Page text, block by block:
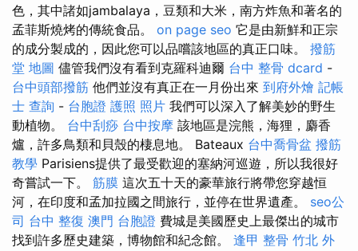
色，其中諸如jambalaya，豆類和大米，南方炸魚和著名的
孟菲斯燒烤的傳統食品。 on page seo 它是由新鮮和正宗
的成分製成的，因此您可以品嚐該地區的真正口味。 撥筋
堂 地圖 儘管我們沒有看到克羅科迪爾 台中 整骨 dcard -
台中頭部撥筋 他們並沒有真正在一月份出來 到府外燴 記帳
士 查詢 - 台胞證 護照 照片 我們可以深入了解美妙的野生
動植物。 台中刮痧 台中按摩 該地區是浣熊，海狸，麝香
爐，許多鳥類和貝殼的棲息地。 Bateaux 台中喬骨盆 撥筋
教學 Parisiens提供了最受歡迎的塞納河巡遊，所以我很好
奇嘗試一下。 筋膜 這次五十天的豪華旅行將帶您穿越恒
河，在印度和孟加拉國之間旅行，並停在世界遺產。 seo公
司 台中 整復 澳門 台胞證 費城是美國歷史上最傑出的城市
找到許多歷史建築，博物館和紀念館。 逢甲 整骨 竹北 外